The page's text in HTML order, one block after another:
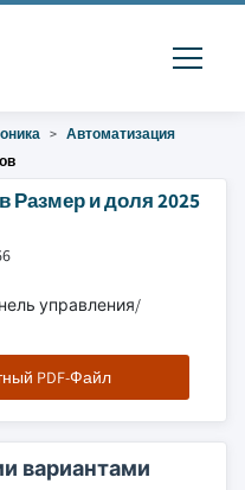
Автоматизация
и доля 2025
управления/
PDF-Файл
вариантами